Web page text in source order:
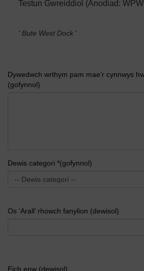
Testun Gwreiddiol (Anodiad:
' Bute West Dock '
Dywedwch wrthym pam mae’r cynnwys
(gofynnol)
Dewis categori *(gofynnol)
Os ‘Arall’ rhowch fanylion (dewisol)
Eich enw (dewisol)